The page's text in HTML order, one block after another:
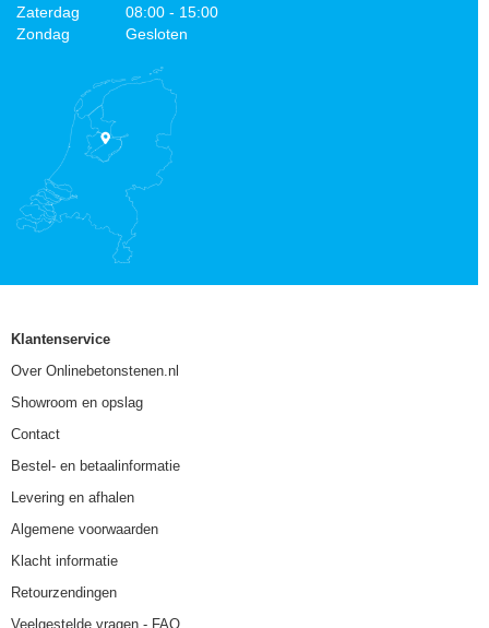
Zaterdag
08:00 - 15:00
Zondag
Gesloten
Klantenservice
Over Onlinebetonstenen.nl
Showroom en opslag
Contact
Bestel- en betaalinformatie
Levering en afhalen
Algemene voorwaarden
Klacht informatie
Retourzendingen
Veelgestelde vragen - FAQ